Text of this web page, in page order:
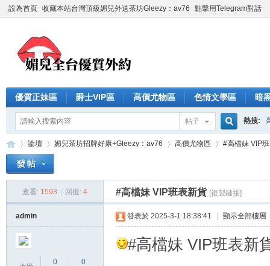
設為首頁 收藏本站台灣頂級媚兒外送茶坊Gleezy：av76 點擊用Telegram對話
優質正妹區 爵士VIP區 高價尤物區 色情文學區 暗
帖子
搜
索
熱搜:
論壇
›
媚兒茶坊招牌好康+Gleezy：av76
›
高價尤物區
›
#高檔妹 VIP
查看: 1593 回復: 4 #高檔妹 VIP班表新貨 [複製鏈接]
admin
0
0
發表於 2025-3-1 18:38:41 顯示全部樓層
#高檔妹 VIP班表新